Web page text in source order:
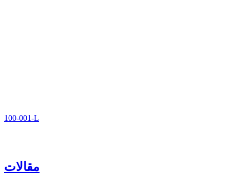
100-001-L
مقالات